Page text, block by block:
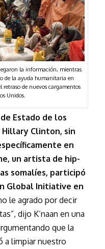
la información, mientras
de la ayuda humanitaria en
de nuevos cargamentos
Unidos.
Estado de los
Hillary Clinton, sin
en
un artista de hip-
somalíes, participó
Global Initiative en
le agrado por decir
dijo K’naan en una
que la
a limpiar nuestro